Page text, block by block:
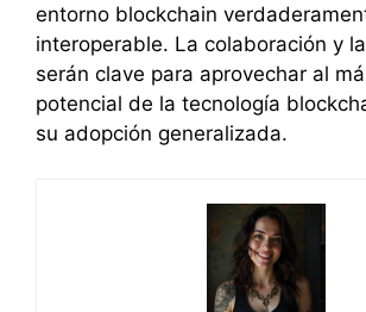
entorno blockchain
interoperable. La colaboración y
serán clave para aprovechar al
potencial de la tecnología
su adopción generalizada.